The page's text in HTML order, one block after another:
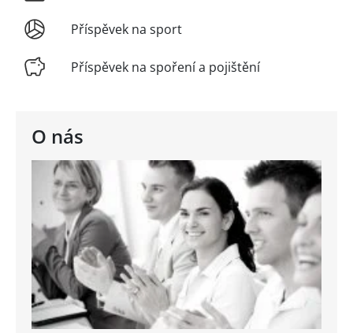
O nás
Příspěvek na sport
Příspěvek na spoření a pojištění